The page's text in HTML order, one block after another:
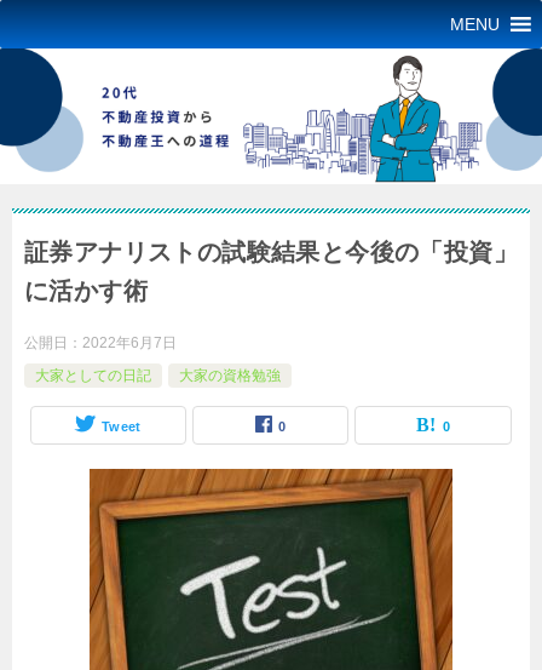
MENU
証券アナリストの試験結果と今後の「投資」
に活かす術
公開日： 2022年6月7日
大家としての日記
大家の資格勉強
Tweet 0 0